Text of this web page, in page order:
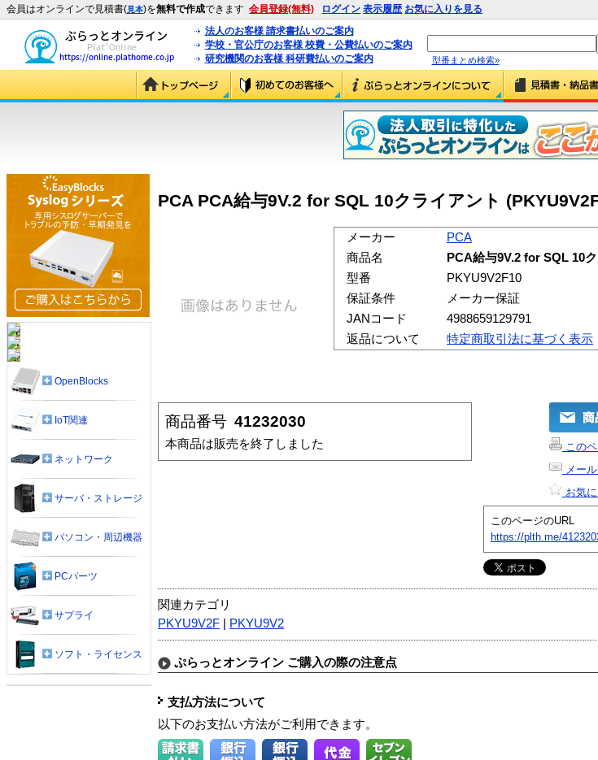
会員はオンラインで見積書(見本)を無料で作成できます 会員登録(無料) ログイン 表示履歴 お気に入りを見る
法人のお客様 請求書払いのご案内
学校・官公庁のお客様 校費・公費払いのご案内
研究機関のお客様 科研費払いのご案内
型番まとめ検索»
PCA PCA給与9V.2 for SQL 10クライアント
メーカー
PCA
商品名
PCA給与9V.2 for SQL 10
型番
PKYU9V2F10
保証条件
メーカー保証
JANコード
4988659129791
返品について
特定商取引法に基づく表示
商品番号 41232030
本商品は販売を終了しました
このペ
メール
お気
このページのURL
https://plth.me/
関連カテゴリ
PKYU9V2F
PKYU9V2
ぷらっとオンライン ご購入の際の注意点
支払方法について
以下のお支払い方法がご利用できます。
OpenBlocks
IoT関連
ネットワーク
サーバ・ストレージ
パソコン・周辺機器
PCパーツ
サプライ
ソフト・ライセンス